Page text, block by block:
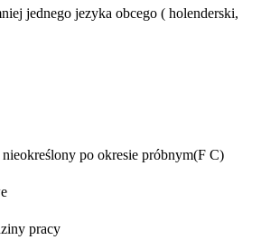
jednego jezyka obcego ( holenderski,
nieokreślony po okresie próbnym(F C)
pracy